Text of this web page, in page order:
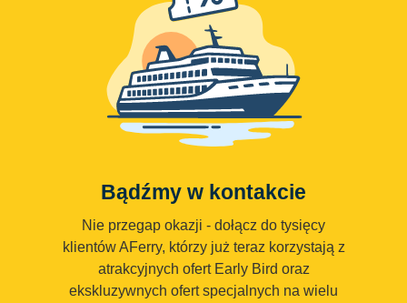
Bądźmy w kontakcie
Nie przegap okazji - dołącz do tysięcy
klientów AFerry, którzy już teraz korzystają z
atrakcyjnych ofert Early Bird oraz
ekskluzywnych ofert specjalnych na wielu